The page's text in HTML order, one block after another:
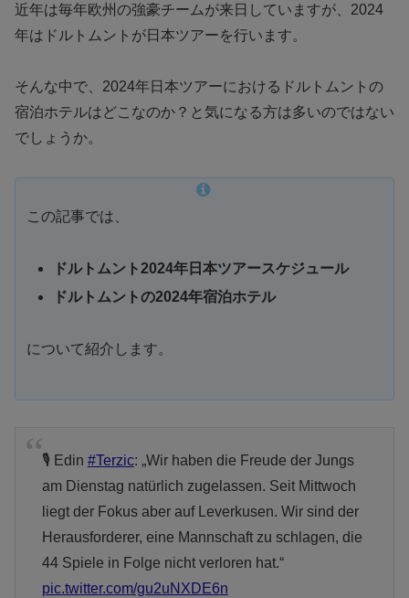
近年は毎年欧州の強豪チームが来日していますが、2024
年はドルトムントが日本ツアーを行います。
そんな中で、2024年日本ツアーにおけるドルトムントの
宿泊ホテルはどこなのか？と気になる方は多いのではない
でしょうか。
この記事では、
ドルトムント2024年日本ツアースケジュール
ドルトムントの2024年宿泊ホテル
について紹介します。
🎙️ Edin #Terzic: „Wir haben die Freude der Jungs
am Dienstag natürlich zugelassen. Seit Mittwoch
liegt der Fokus aber auf Leverkusen. Wir sind der
Herausforderer, eine Mannschaft zu schlagen, die
44 Spiele in Folge nicht verloren hat.“
pic.twitter.com/gu2uNXDE6n